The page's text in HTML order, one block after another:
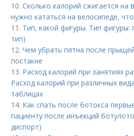
10.Сколько калорий сжигается на
нужно кататься на велосипеде,
11. Тип, какой фигуры. Тип фигуры:
тип)
12.Чем убрать пятна после
постакне
13. Расход калорий при занятиях
Расход калорий при различных
таблицах
14. Как спать после ботокса
пациенту после инъекций
диспорт)